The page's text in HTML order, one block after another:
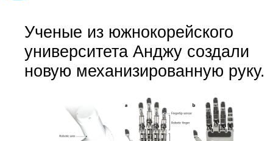
Ученые из южнокорейского
университета Анджу создали
новую механизированную руку.